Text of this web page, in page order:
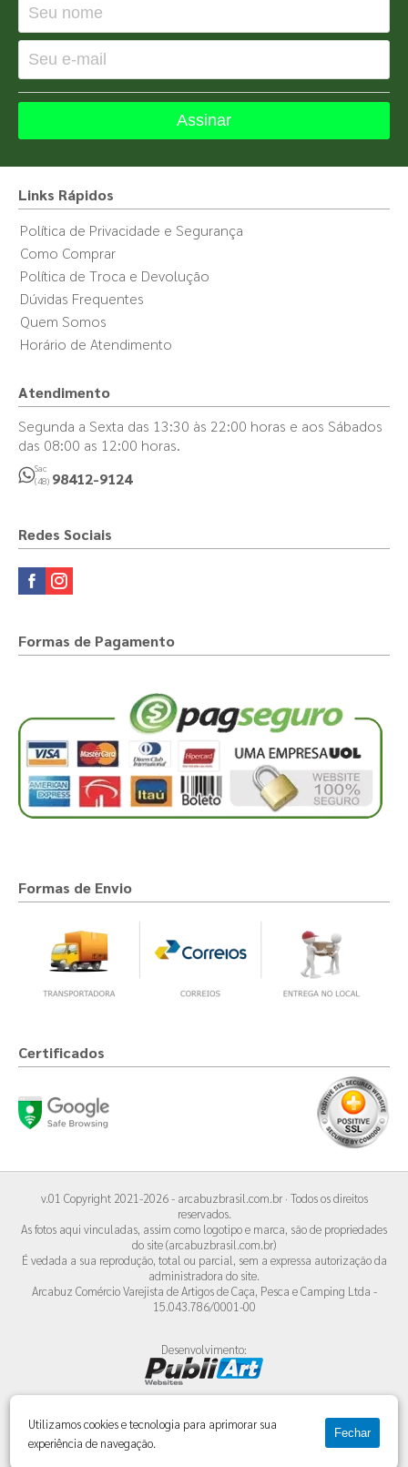
Assinar
Links Rápidos
Política de Privacidade e Segurança
Como Comprar
Política de Troca e Devolução
Dúvidas Frequentes
Quem Somos
Horário de Atendimento
Atendimento
Segunda a Sexta das 13:30 às 22:00 horas e aos Sábados
das 08:00 as 12:00 horas.
Sac
(48) 98412-9124
Redes Sociais
Formas de Pagamento
Formas de Envio
Certificados
v.01 Copyright 2021-2026 - arcabuzbrasil.com.br · Todos os direitos
reservados.
As fotos aqui vinculadas, assim como logotipo e marca, são de propriedades
do site (arcabuzbrasil.com.br)
É vedada a sua reprodução, total ou parcial, sem a expressa autorização da
administradora do site.
Arcabuz Comércio Varejista de Artigos de Caça, Pesca e Camping Ltda -
15.043.786/0001-00
Desenvolvimento:
Utilizamos cookies e tecnologia para aprimorar sua
experiência de navegação.
Fechar